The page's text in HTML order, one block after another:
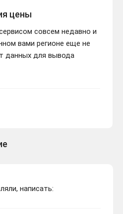
цены
совсем недавно и
вами регионе еще не
данных для вывода
написать: